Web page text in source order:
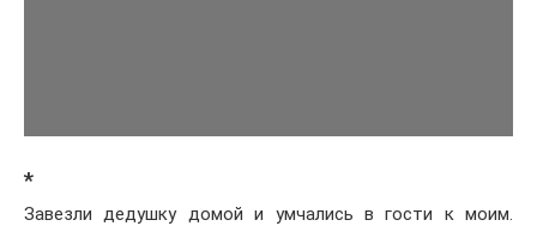
*
Завезли дедушку домой и умчались в гости к моим.